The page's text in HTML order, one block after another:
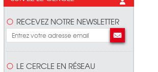
RECEVEZ NOTRE NEWSLETTER
LE CERCLE EN RÉSEAU